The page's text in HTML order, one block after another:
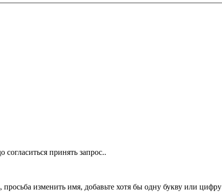
принять запрос..
изменить имя, добавьте хотя бы одну букву или цифру